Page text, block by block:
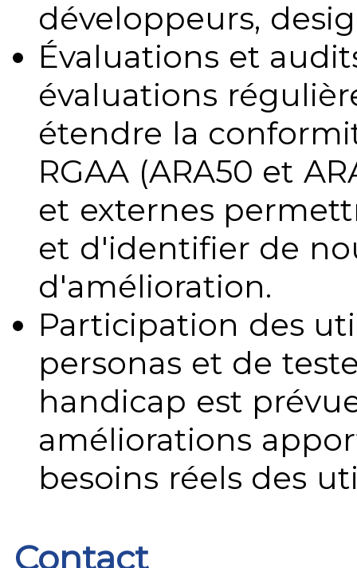
développeurs,
Évaluations et
évaluations
étendre la
RGAA (ARA50 et
et externes
et d'identifier de
d'amélioration.
Participation des
personas et de
handicap est
améliorations
besoins réels des
Contact